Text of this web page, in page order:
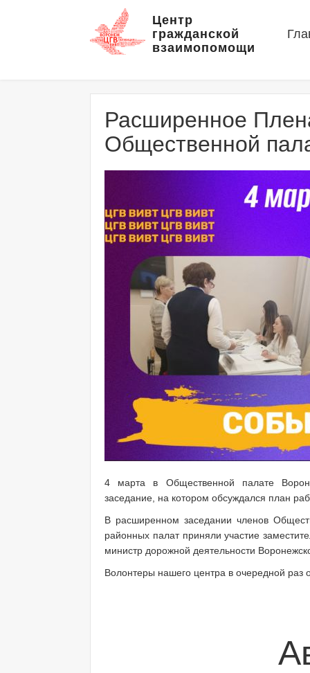
Центр
гражданской
взаимопомощи
Расширенное
Общественной
4 марта в Общественной палате
заседание, на котором обсуждался план
В расширенном заседании членов
районных палат приняли участие
министр дорожной деятельности
Волонтеры нашего центра в очередной раз